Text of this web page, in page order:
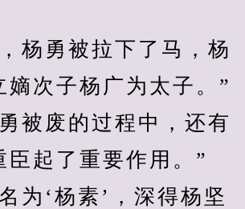
勇被拉下了马，杨
嫡次子杨广为太子。”
废的过程中，还有
臣起了重要作用。”
‘杨素’，深得杨坚